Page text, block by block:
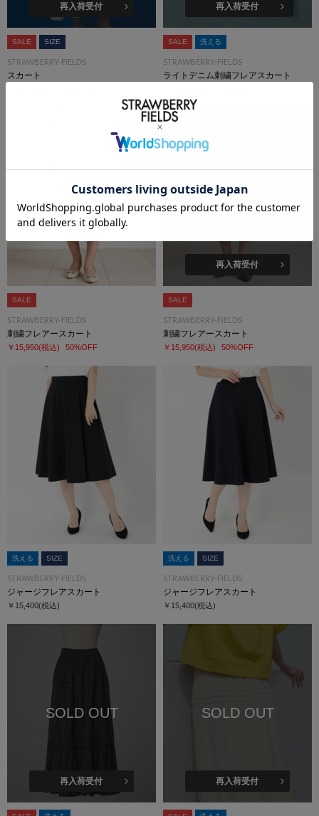
再入荷受付
SALE SIZE
STRAWBERRY-FIELDS
スカート
再入荷受付
SALE 洗える
STRAWBERRY-FIELDS
ライトデニム刺繍フレアスカート
SALE
STRAWBERRY-FIELDS
刺繍フレアースカート
￥15,950(税込) 50%OFF
SOLD OUT
再入荷受付
SALE
STRAWBERRY-FIELDS
刺繍フレアースカート
￥15,950(税込) 50%OFF
洗える SIZE
STRAWBERRY-FIELDS
ジャージフレアスカート
￥15,400(税込)
洗える SIZE
STRAWBERRY-FIELDS
ジャージフレアスカート
￥15,400(税込)
SOLD OUT
再入荷受付
SOLD OUT
再入荷受付